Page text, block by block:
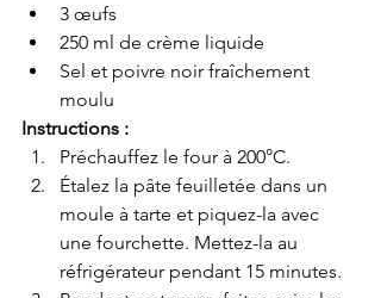
3 œufs
250 ml de crème liquide
Sel et poivre noir fraîchement
moulu
Instructions :
Préchauffez le four à 200°C.
Étalez la pâte feuilletée dans un
moule à tarte et piquez-la avec
une fourchette. Mettez-la au
réfrigérateur pendant 15 minutes.